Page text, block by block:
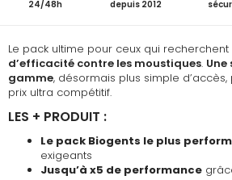
Le pack ultime pour ceux qui recherchent
d’efficacité contre les moustiques.
gamme, désormais plus simple
prix ultra compétitif.
LES + PRODUIT :
Le pack Biogents le plus
exigeants
Jusqu’à x5 de performance
24/48h
depuis 2012